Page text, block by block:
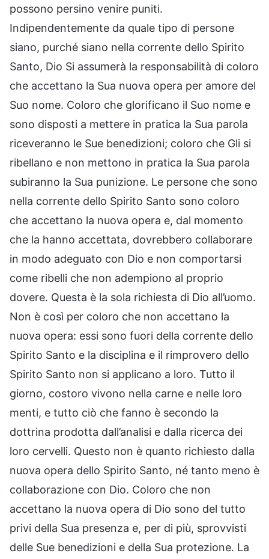
possono persino venire puniti.
Indipendentemente da quale tipo di persone
siano, purché siano nella corrente dello Spirito
Santo, Dio Si assumerà la responsabilità di coloro
che accettano la Sua nuova opera per amore del
Suo nome. Coloro che glorificano il Suo nome e
sono disposti a mettere in pratica la Sua parola
riceveranno le Sue benedizioni; coloro che Gli si
ribellano e non mettono in pratica la Sua parola
subiranno la Sua punizione. Le persone che sono
nella corrente dello Spirito Santo sono coloro
che accettano la nuova opera e, dal momento
che la hanno accettata, dovrebbero collaborare
in modo adeguato con Dio e non comportarsi
come ribelli che non adempiono al proprio
dovere. Questa è la sola richiesta di Dio all’uomo.
Non è così per coloro che non accettano la
nuova opera: essi sono fuori della corrente dello
Spirito Santo e la disciplina e il rimprovero dello
Spirito Santo non si applicano a loro. Tutto il
giorno, costoro vivono nella carne e nelle loro
menti, e tutto ciò che fanno è secondo la
dottrina prodotta dall’analisi e dalla ricerca dei
loro cervelli. Questo non è quanto richiesto dalla
nuova opera dello Spirito Santo, né tanto meno è
collaborazione con Dio. Coloro che non
accettano la nuova opera di Dio sono del tutto
privi della Sua presenza e, per di più, sprovvisti
delle Sue benedizioni e della Sua protezione. La